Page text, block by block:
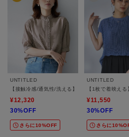
UNTITLED
【接触冷感/通気性/洗える】スタンドカラーフリ
¥12,320
30%OFF
さらに10%OFF
UNTITLED
【1枚で着映え
¥11,550
30%OFF
さらに